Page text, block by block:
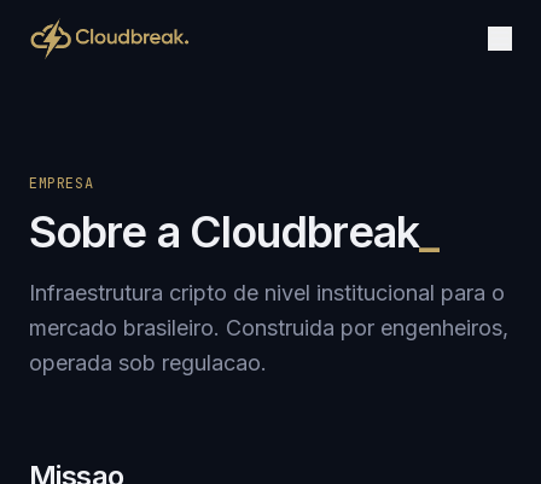
EMPRESA
Sobre a Cloudbreak
Infraestrutura cripto de nivel institucional para o
mercado brasileiro. Construida por engenheiros,
operada sob regulacao.
Missao